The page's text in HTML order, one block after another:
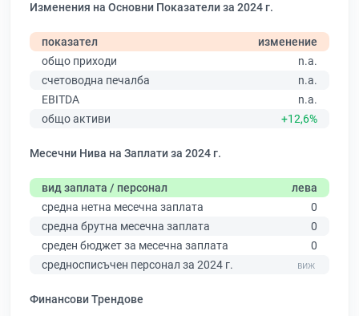
Изменения на Основни Показатели за 2024 г.
показател
изменение
общо приходи
n.a.
счетоводна печалба
n.a.
EBITDA
n.a.
общо активи
+12,6%
Месечни Нива на Заплати за 2024 г.
вид заплата / персонал
лева
средна нетна месечна заплата
0
средна брутна месечна заплата
0
среден бюджет за месечна заплата
0
средносписъчен персонал за 2024 г.
Финансови Трендове